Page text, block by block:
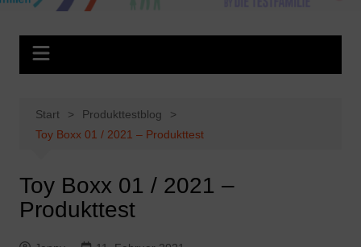
Start
Produkttestblog
Toy Boxx 01 / 2021 – Produkttest
Toy Boxx 01 / 2021 –
Produkttest